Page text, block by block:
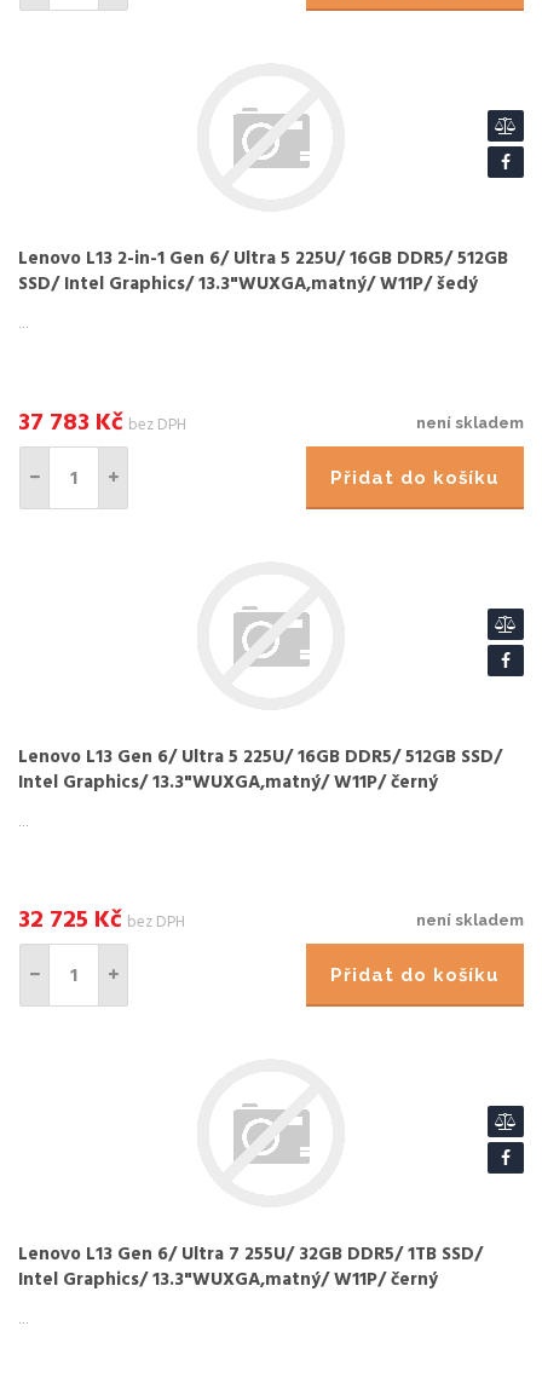
Lenovo L13 2-in-1 Gen 6/ Ultra 5 225U/ 16GB DDR5/ 512GB
SSD/ Intel Graphics/ 13.3"WUXGA,matný/ W11P/ šedý
...
není skladem
37 783 Kč bez DPH
Přidat do košíku
Lenovo L13 Gen 6/ Ultra 5 225U/ 16GB DDR5/ 512GB SSD/
Intel Graphics/ 13.3"WUXGA,matný/ W11P/ černý
není skladem
32 725 Kč bez DPH
Přidat do košíku
Lenovo L13 Gen 6/ Ultra 7 255U/ 32GB DDR5/ 1TB SSD/
Intel Graphics/ 13.3"WUXGA,matný/ W11P/ černý
...